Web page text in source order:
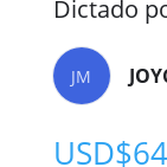
Dictado
JM
USD$